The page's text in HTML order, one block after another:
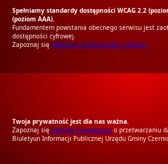
Spełniamy standardy dostępności WCAG 2.2
(poziom AAA).
Fundamentem powstania obecnego serwisu jest
dostępności cyfrowej.
Zapoznaj się Deklaracją dostępności cyfrowej.
Twoja prywatność jest dla nas ważna.
Zapoznaj się Polityką Prywatności o przetwarzaniu
Biuletyun Informacji Publicznej Urzędu Gminy